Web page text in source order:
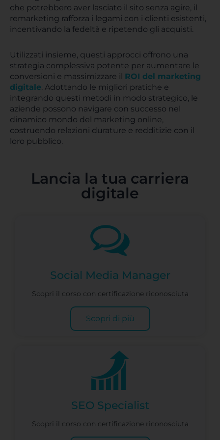
che potrebbero aver lasciato il sito senza agire, il
remarketing rafforza i legami con i clienti esistenti,
incentivando la fedeltà e ripetendo gli acquisti.
Utilizzati insieme, questi approcci offrono una
strategia complessiva potente per aumentare le
conversioni e massimizzare il ROI del marketing
digitale. Adottando le migliori pratiche e
integrando questi metodi in modo strategico, le
aziende possono navigare con successo nel
dinamico mondo del marketing online,
costruendo relazioni durature e redditizie con il
loro pubblico.
Lancia la tua carriera
digitale
Social Media Manager
Scopri il corso con certificazione riconosciuta
Scopri di più
SEO Specialist
Scopri il corso con certificazione riconosciuta